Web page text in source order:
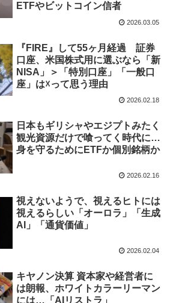
ETFやビットコイン信者
2026.03.05
『FIRE』して55ヶ月経過 証券
口座、米国株式用に選ぶなら「新
NISA」＞「特別口座」「一般口
座」は☓って思う理由
2026.02.18
日本もギリシャやエジプトみたく
観光資源だけで喰ってく時代に…
身を守るためにETFか個別銘柄か
2026.02.16
視えないようで、視えるヒトには
視えるらしい「オーロラ」「生成
AI」「通貨価値」
2026.02.04
キヤノン決算 資本家や経営者に
は朗報、ホワイトカラーリーマン
には…「AIリストラ」